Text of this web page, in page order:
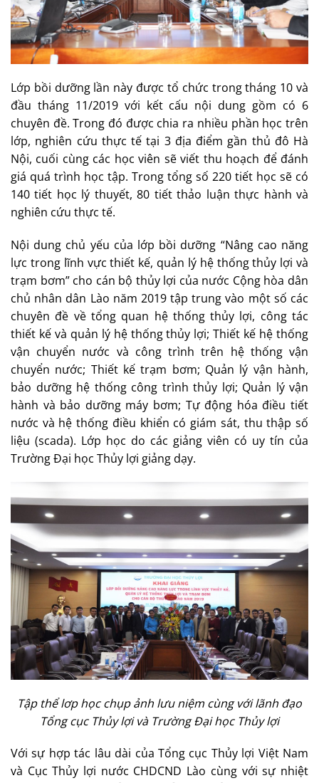
Lớp bồi dưỡng lần này được tổ chức trong tháng 10 và
đầu tháng 11/2019 với kết cấu nội dung gồm có 6
chuyên đề. Trong đó được chia ra nhiều phần học trên
lớp, nghiên cứu thực tế tại 3 địa điểm gần thủ đô Hà
Nội, cuối cùng các học viên sẽ viết thu hoạch để đánh
giá quá trình học tập. Trong tổng số 220 tiết học sẽ có
140 tiết học lý thuyết, 80 tiết thảo luận thực hành và
nghiên cứu thực tế.
Nội dung chủ yếu của lớp bồi dưỡng “Nâng cao năng
lực trong lĩnh vực thiết kế, quản lý hệ thống thủy lợi và
trạm bơm” cho cán bộ thủy lợi của nước Cộng hòa dân
chủ nhân dân Lào năm 2019 tập trung vào một số các
chuyên đề về tổng quan hệ thống thủy lợi, công tác
thiết kế và quản lý hệ thống thủy lợi; Thiết kế hệ thống
vận chuyển nước và công trình trên hệ thống vận
chuyển nước; Thiết kế trạm bơm; Quản lý vận hành,
bảo dưỡng hệ thống công trình thủy lợi; Quản lý vận
hành và bảo dưỡng máy bơm; Tự động hóa điều tiết
nước và hệ thống điều khiển có giám sát, thu thập số
liệu (scada). Lớp học do các giảng viên có uy tín của
Trường Đại học Thủy lợi giảng dạy.
Tập thể lơp học chụp ảnh lưu niệm cùng với lãnh đạo
Tổng cục Thủy lợi và Trường Đại học Thủy lợi
Với sự hợp tác lâu dài của Tổng cục Thủy lợi Việt Nam
và Cục Thủy lợi nước CHDCND Lào cùng với sự nhiệt